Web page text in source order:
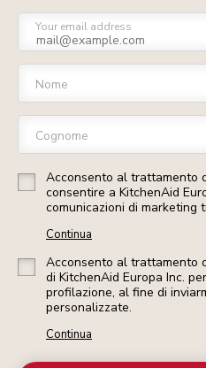
Your email address
Nome
Cognome
Acconsento al trattamento
consentire a KitchenAid
comunicazioni di marketing
Continua
Acconsento al trattamento
di KitchenAid Europa Inc.
profilazione, al fine di
personalizzate.
Continua